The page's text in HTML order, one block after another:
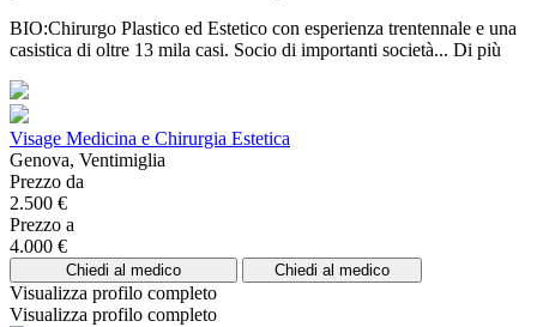
BIO:Chirurgo Plastico ed Estetico con esperienza trentennale e una
casistica di oltre 13 mila casi. Socio di importanti società... Di più
Visage Medicina e Chirurgia Estetica
Genova, Ventimiglia
Prezzo da
2.500 €
Prezzo a
4.000 €
Chiedi al medico Chiedi al medico
Visualizza profilo completo
Visualizza profilo completo